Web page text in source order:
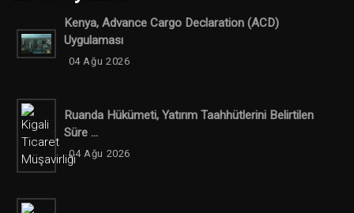
Kenya, Advance Cargo Declaration (ACD)
Uygulaması
04 Ağu 2026
Ruanda Hükümeti, Yatırım Taahhütlerini Belirtilen
Süre ...
04 Ağu 2026